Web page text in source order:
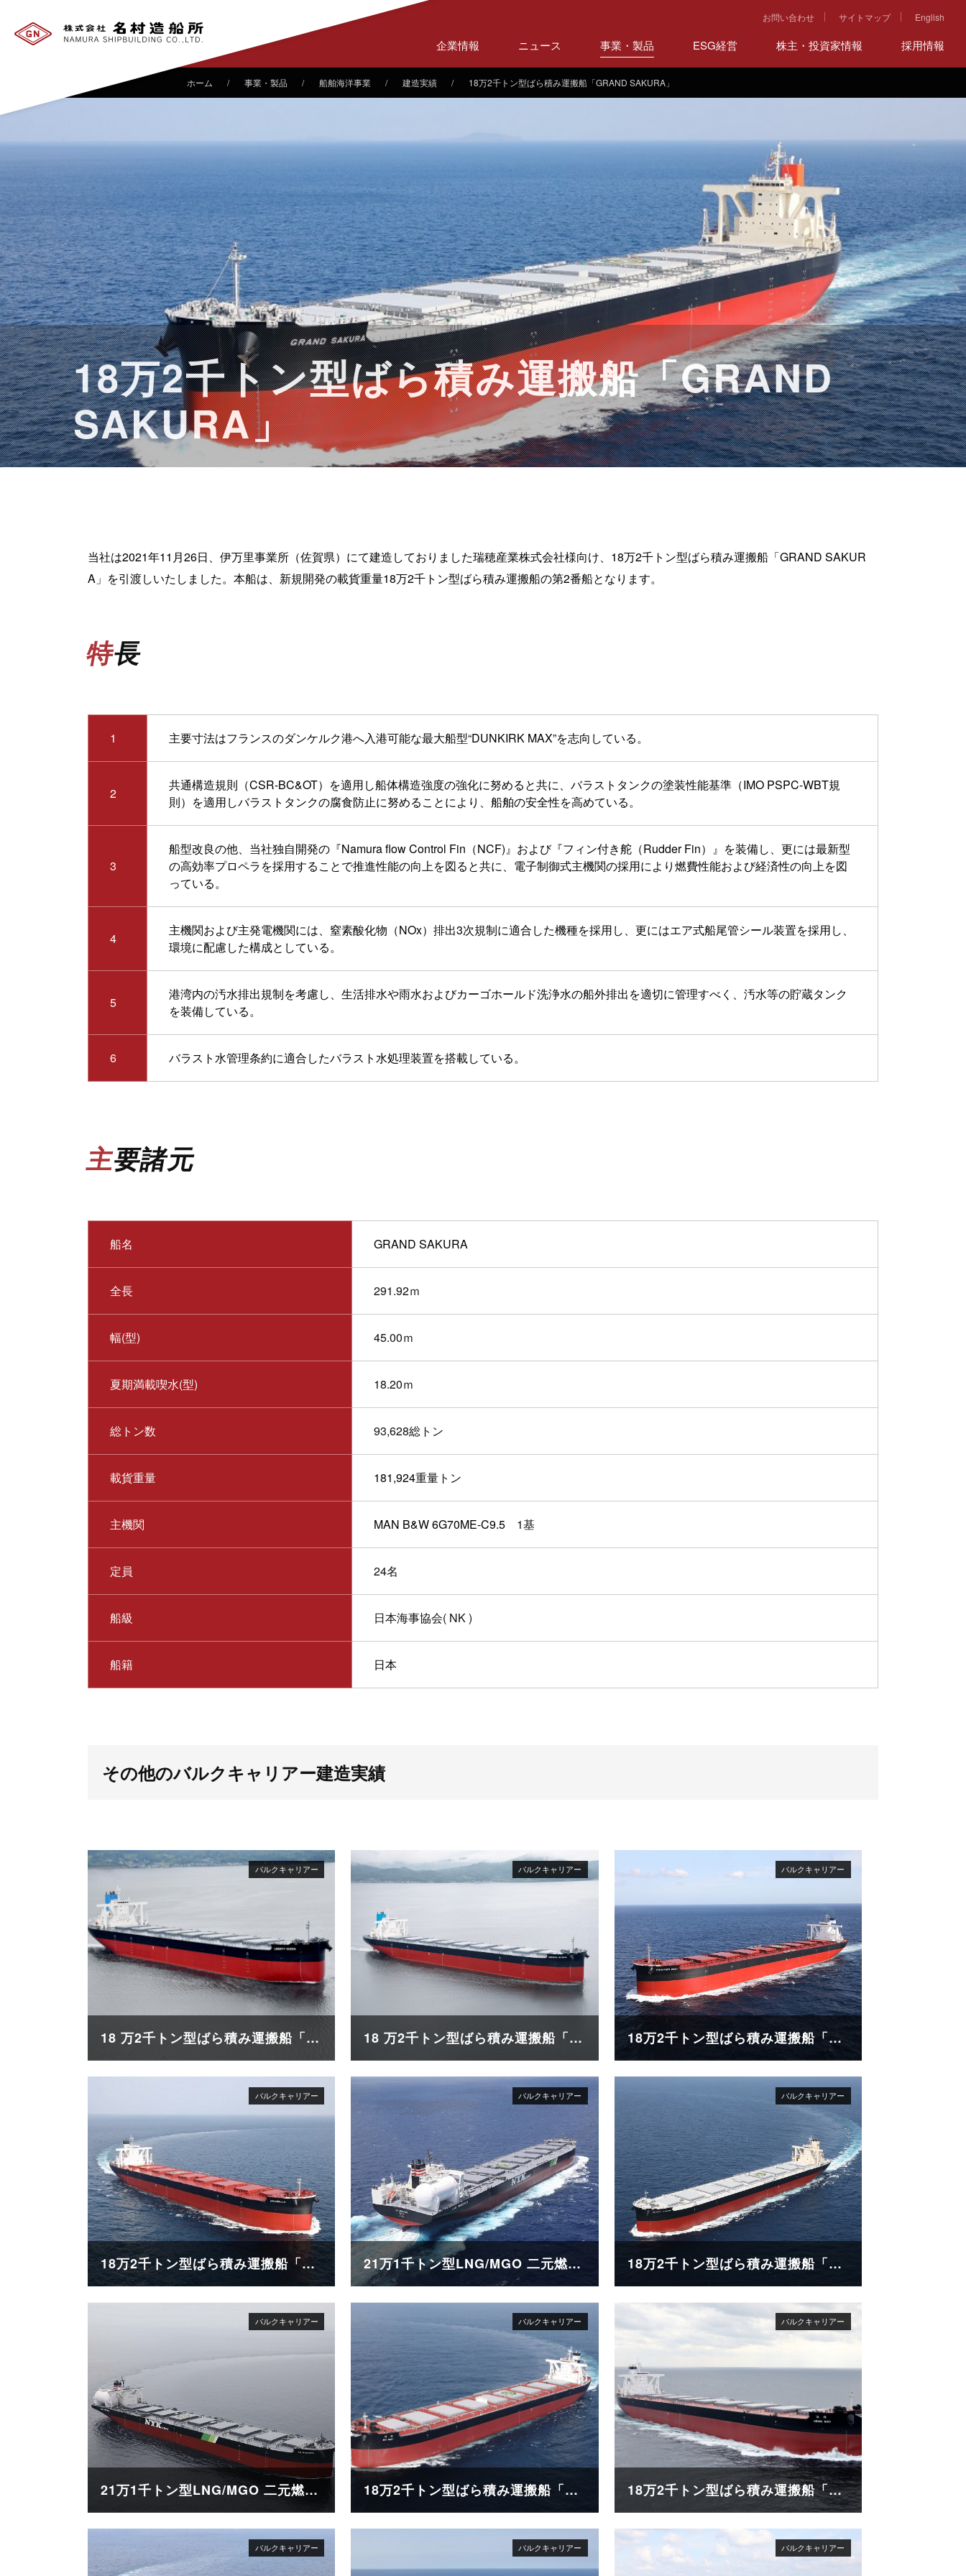
企業情報 ニュース 事業・製品 ESG経営 株主・投資家情報 採用情報
お問い合わせ サイトマップ English
事業・製品 船舶海洋事業 建造実績 18万2千トン型ばら積み運搬船「GRAND SAKURA」
18万2千トン型ばら積み運搬船「GRAND
SAKURA」
当社は2021年11月26日、伊万里事業所（佐賀県）にて建造しておりました瑞穂産業株式会社様向け、18万2千トン型ばら積み運搬船「GRAND SAKUR
A」を引渡しいたしました。本船は、新規開発の載貨重量18万2千トン型ばら積み運搬船の第2番船となります。
特長
1 主要寸法はフランスのダンケルク港へ入港可能な最大船型“DUNKIRK MAX”を志向している。
2
共通構造規則（CSR-BC&OT）を適用し船体構造強度の強化に努めると共に、バラストタンクの塗装性能基準（IMO PSPC-WBT規
則）を適用しバラストタンクの腐食防止に努めることにより、船舶の安全性を高めている。
3
船型改良の他、当社独自開発の『Namura flow Control Fin（NCF)』および『フィン付き舵（Rudder Fin）』を装備し、更には最新型
の高効率プロペラを採用することで推進性能の向上を図ると共に、電子制御式主機関の採用により燃費性能および経済性の向上を図
っている。
4
主機関および主発電機関には、窒素酸化物（NOx）排出3次規制に適合した機種を採用し、更にはエア式船尾管シール装置を採用し、
環境に配慮した構成としている。
5
港湾内の汚水排出規制を考慮し、生活排水や雨水およびカーゴホールド洗浄水の船外排出を適切に管理すべく、汚水等の貯蔵タンク
を装備している。
6 バラスト水管理条約に適合したバラスト水処理装置を搭載している。
主要諸元
船名 GRAND SAKURA
全長 291.92ｍ
幅(型) 45.00ｍ
夏期満載喫水(型) 18.20ｍ
総トン数 93,628総トン
載貨重量 181,924重量トン
主機関 MAN B&W 6G70ME-C9.5 1基
定員 24名
船級 日本海事協会( NK )
船籍 日本
その他のバルクキャリアー建造実績
18 万2千トン型ばら積み運搬船「LIBERTY QUEEN」 18 万2千トン型ばら積み運搬船「VERITAS QUEEN」 18万2千トン型ばら積み運搬船「FRONTIER RINDO」
18万2千トン型ばら積み運搬船「AQUABELLA」 21万1千トン型LNG/MGO 二元燃料ばら積み運搬船「SG HORIZON」 18万2千トン型ばら積み運搬船「GLOBAL FUTURE」
21万1千トン型LNG/MGO 二元燃料ばら積み運搬船「SG SUNRISE」 18万2千トン型ばら積み運搬船「BO MAY」 18万2千トン型ばら積み運搬船「HENG MAY」